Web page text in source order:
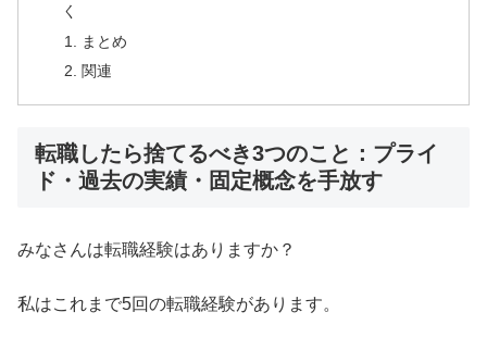
く
まとめ
関連
転職したら捨てるべき3つのこと：プライ
ド・過去の実績・固定概念を手放す
みなさんは転職経験はありますか？
私はこれまで5回の転職経験があります。